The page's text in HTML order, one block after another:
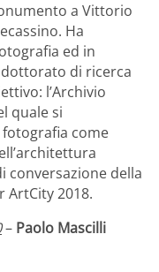
a Vittorio
Ha
ed in
di ricerca
l’Archivio
quale si
fotografia come
conversazione della
ArtCity 2018.
– Paolo Mascilli